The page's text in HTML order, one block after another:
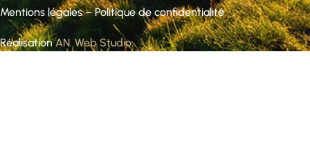
Mentions légales–Politique de confidentialité
RéalisationAN. Web Studio.